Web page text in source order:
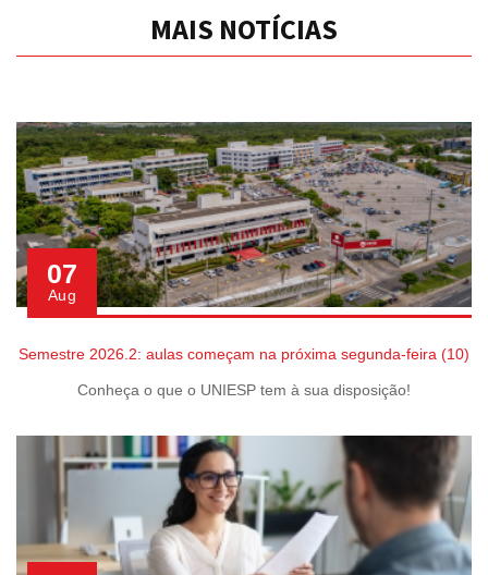
MAIS NOTÍCIAS
07
Aug
Semestre 2026.2: aulas começam na próxima segunda-feira (10)
Conheça o que o UNIESP tem à sua disposição!